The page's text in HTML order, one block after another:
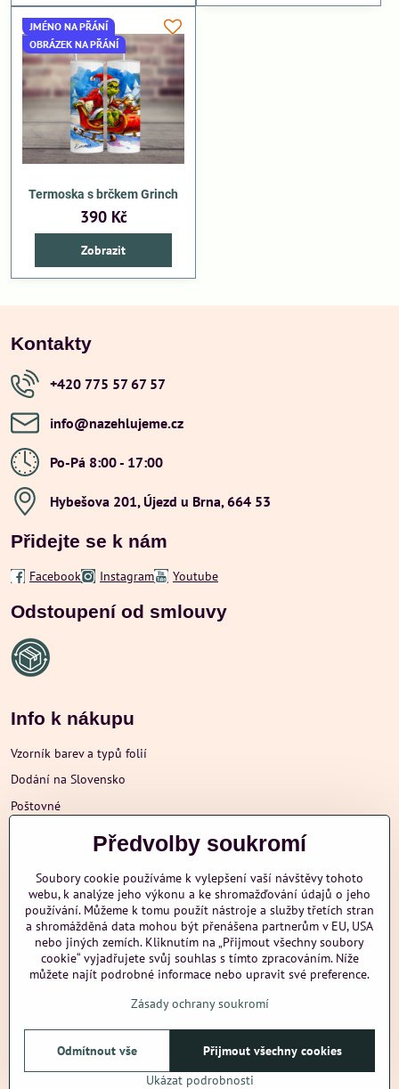
JMÉNO NA PŘÁNÍ
OBRÁZEK NA PŘÁNÍ
Termoska s brčkem Grinch
390 Kč
Zobrazit
Kontakty
+420 775 57 67 57
info​@nazehlujeme​.cz
Po-Pá 8:00 - 17:00
Hybešova 201, Újezd u Brna, 664 53
Přidejte se k nám
Facebook Instagram Youtube
Odstoupení od smlouvy
Info k nákupu
Vzorník barev a typů folií
Dodání na Slovensko
Poštovné
Obchodní podmínky
Ochrana osobních údajů
Další informace
nazehlujeme
©2026CopyrightPředvolby soukromíZásady ochrany soukromí
Předvolby soukromí
Soubory cookie používáme k vylepšení vaší návštěvy tohoto
webu, k analýze jeho výkonu a ke shromažďování údajů o jeho
používání. Můžeme k tomu použít nástroje a služby třetích stran
a shromážděná data mohou být přenášena partnerům v EU, USA
nebo jiných zemích. Kliknutím na „Přijmout všechny soubory
cookie“ vyjadřujete svůj souhlas s tímto zpracováním. Níže
můžete najít podrobné informace nebo upravit své preference.
Zásady ochrany soukromí
Ukázat podrobnosti
Přijmout všechny cookies
Odmítnout vše